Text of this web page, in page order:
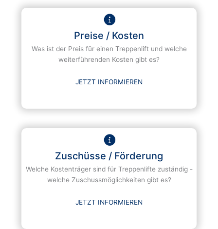
Preise / Kosten
Was ist der Preis für einen Treppenlift und welche
weiterführenden Kosten gibt es?
JETZT INFORMIEREN
Zuschüsse / Förderung
Welche Kostenträger sind für Treppenlifte zuständig -
welche Zuschussmöglichkeiten gibt es?
JETZT INFORMIEREN